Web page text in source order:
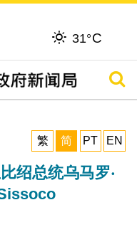
31°C
搜寻
繁
简 PT EN
绍总统乌马罗‧